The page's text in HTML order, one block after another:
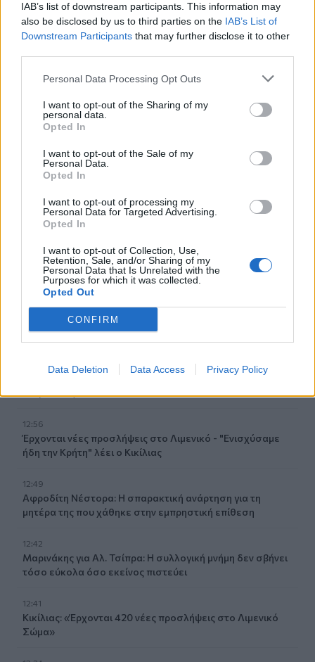
IAB’s list of downstream participants. This information may
also be disclosed by us to third parties on the IAB’s List of
Downstream Participants that may further disclose it to other
Personal Data Processing Opt Outs
I want to opt-out of the Sharing of my
personal data.
Opted In
I want to opt-out of the Sale of my
Personal Data.
Opted In
I want to opt-out of processing my
Personal Data for Targeted Advertising.
Opted In
I want to opt-out of Collection, Use,
Retention, Sale, and/or Sharing of my
Personal Data that Is Unrelated with the
Purposes for which it was collected.
Opted Out
CONFIRM
Data Deletion Data Access Privacy Policy
13:48
ΓΕΕΘΑ: Υπεγράφη το Κοινό Σχέδιο Δράσης Ελλάδας –
κτηνιατρική φροντίδα!
Πέθανε ο φιλόσοφος και συγγραφέας, Στέλιος Ράμφος
Μήλος: Μπαράζ αντιδράσεων και εισαγγελική
παρέμβαση για το ελικόπτερο που προσγειώθηκε στο
Σαρακήνικο
Δήμος Φαιστού: Εκδήλωση Μνήμης Πεσόντων
Σκουρβούλων
Περιφέρεια Κρήτης: Μισό εκατομ. ευρώ για έργα οδικής
12:56
Έρχονται νέες προσλήψεις στο Λιμενικό - "Ενισχύσαμε
ήδη την Κρήτη" λέει ο Κικίλιας
12:49
Αφροδίτη Νέστορα: Η σπαρακτική ανάρτηση για τη
μητέρα της που χάθηκε στην εμπρηστική επίθεση
12:42
Μαρινάκης για Αλ. Τσίπρα: Η συλλογική μνήμη δεν σβήνει
τόσο εύκολα όσο εκείνος πιστεύει
12:41
Κικίλιας: «Έρχονται 420 νέες προσλήψεις στο Λιμενικό
Σώμα»